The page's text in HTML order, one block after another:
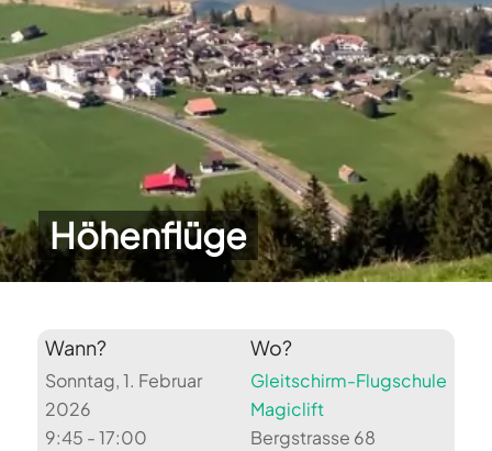
Höhenflüge
Wann?
Sonntag, 1. Februar
2026
9:45 - 17:00
Wo?
Gleitschirm-Flugschule
Magiclift
Bergstrasse 68